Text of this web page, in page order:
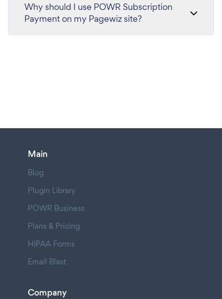
Why should I use POWR Subscription
Payment on my Pagewiz site?
Main
Blog
Plugin Library
POWR Business
Plans & Pricing
HIPAA Forms
Email Blast
Company